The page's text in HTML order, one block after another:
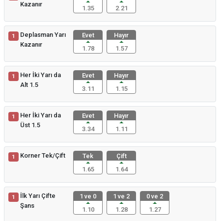
Kazanır
1.35
2.21
1
Deplasman Yarı
Kazanır
Evet
1.78
Hayır
1.57
1
Her İki Yarı da
Alt 1.5
Evet
3.11
Hayır
1.15
1
Her İki Yarı da
Üst 1.5
Evet
3.34
Hayır
1.11
1 Korner Tek/Çift
Tek
1.65
Çift
1.64
1
İlk Yarı Çifte
Şans
1 ve 0
1.10
1 ve 2
1.28
0 ve 2
1.27